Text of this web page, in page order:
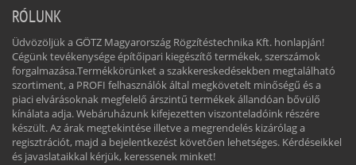
RÓLUNK
Üdvözöljük a GÖTZ Magyarország Rögzítéstechnika Kft. honlapján!
Cégünk tevékenysége építőipari kiegészítő termékek, szerszámok
forgalmazása.Termékkörünket a szakkereskedésekben megtalálható
szortiment, a PROFI felhasználók által megkövetelt minőségű és a
piaci elvárásoknak megfelelő árszintű termékek állandóan bővülő
kínálata adja. Webáruházunk kifejezetten viszonteladóink részére
készült. Az árak megtekintése illetve a megrendelés kizárólag a
regisztrációt, majd a bejelentkezést követően lehetséges. Kérdéseikkel
és javaslataikkal kérjük, keressenek minket!